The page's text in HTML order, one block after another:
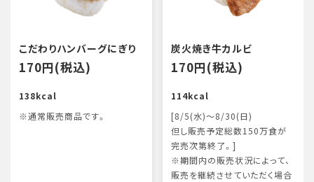
こだわりハンバーグにぎり
170円(税込)
138kcal
※通常販売商品です。
炭火焼き牛カルビ
170円(税込)
114kcal
[8/5(水)～8/30(日)
但し販売予定総数150万食が
完売次第終了。]
※期間内の販売状況によって、
販売を継続させていただく場合